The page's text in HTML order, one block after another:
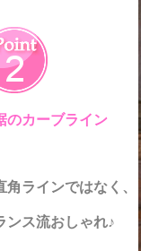
のカーブライン
ラインではなく、
ンス流おしゃれ♪